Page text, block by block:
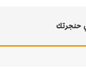
حنجرتك